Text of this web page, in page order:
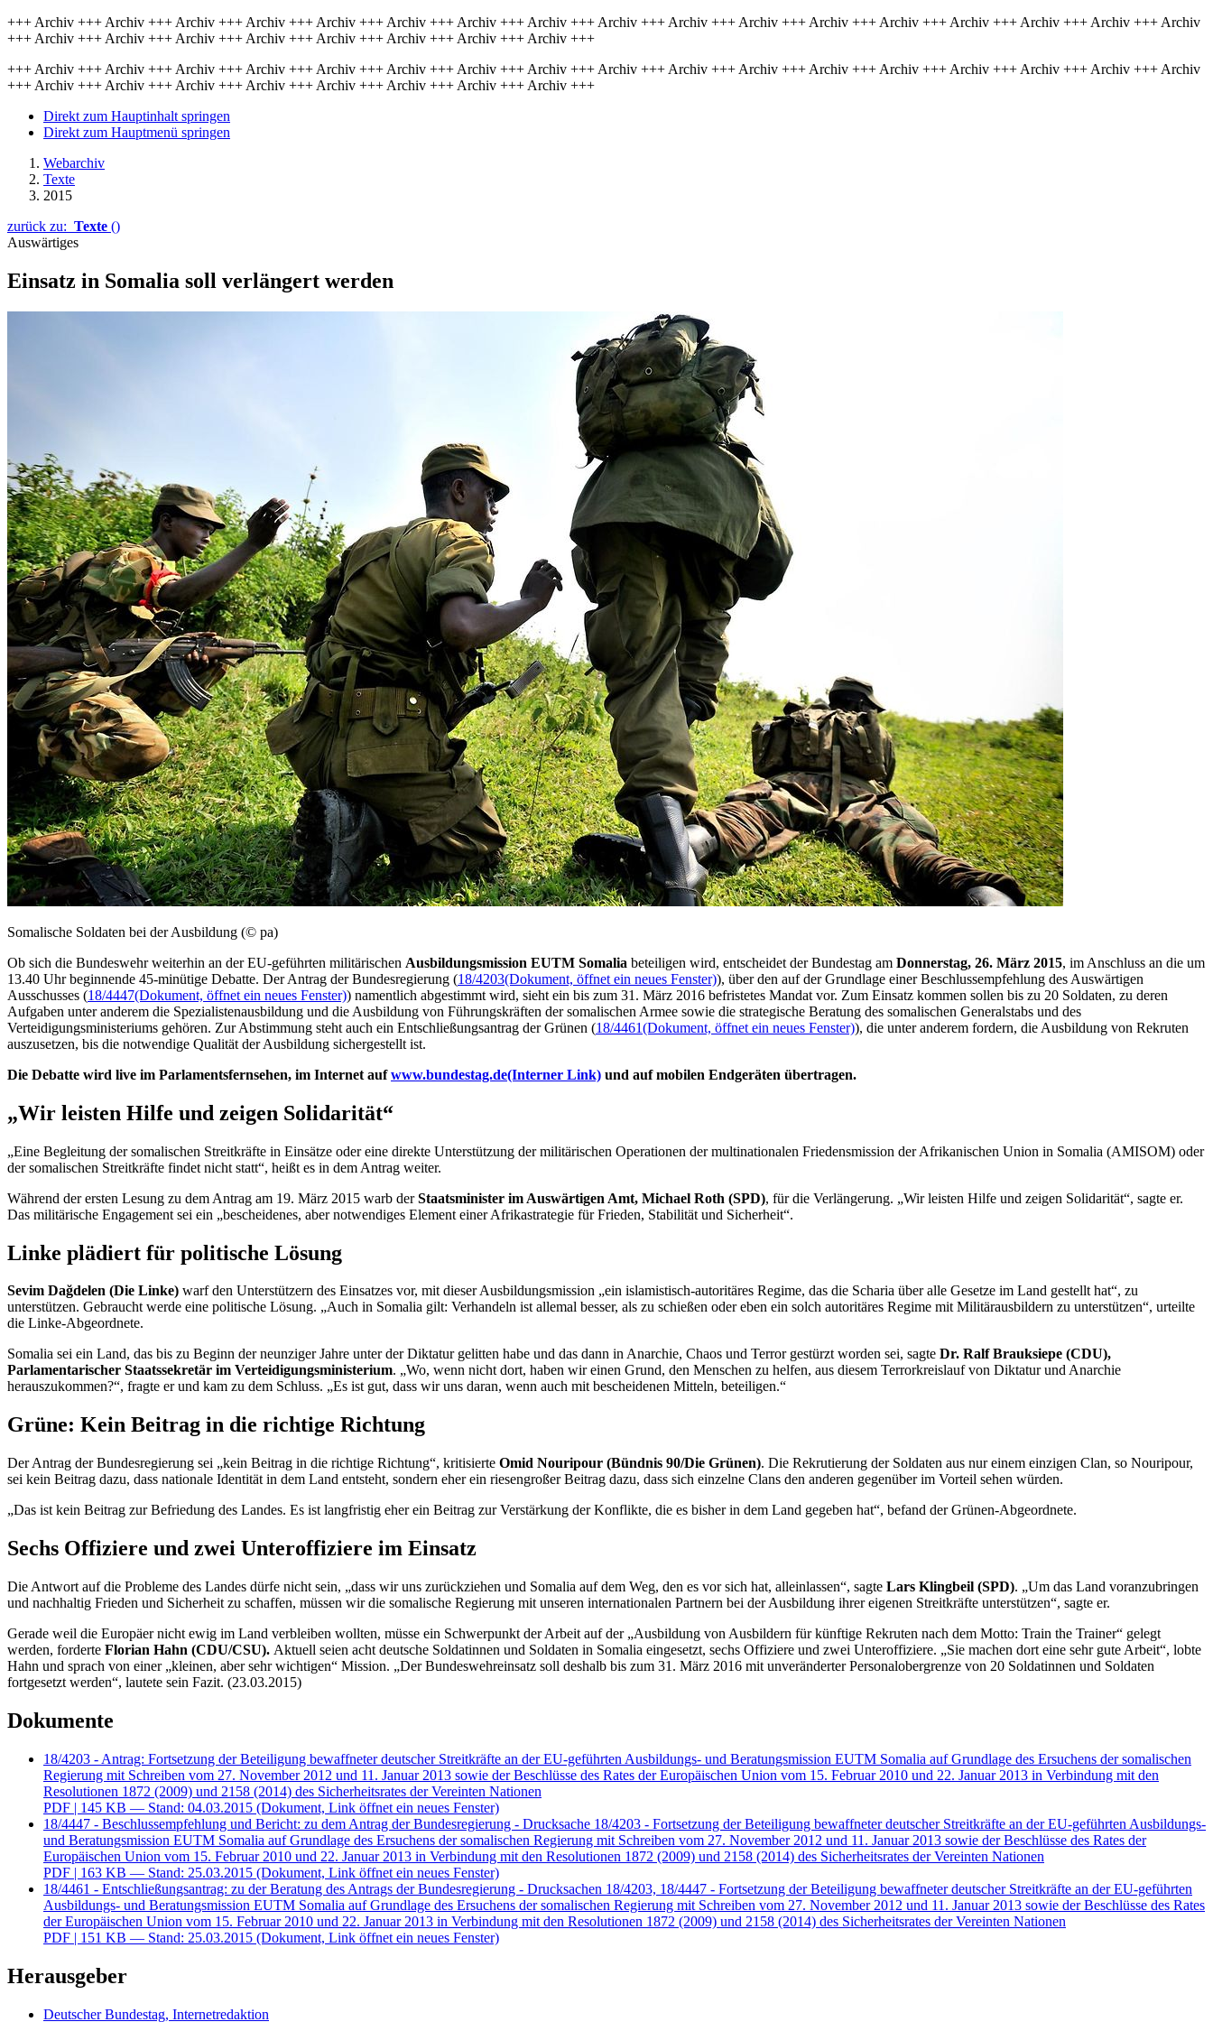
+++ Archiv +++ Archiv +++ Archiv +++ Archiv +++ Archiv +++ Archiv +++ Archiv +++ Archiv +++ Archiv +++ Archiv +++ Archiv +++ Archiv +++ Archiv +++ Archiv +++ Archiv +++ Archiv +++ Archiv
+++ Archiv +++ Archiv +++ Archiv +++ Archiv +++ Archiv +++ Archiv +++ Archiv +++ Archiv +++
+++ Archiv +++ Archiv +++ Archiv +++ Archiv +++ Archiv +++ Archiv +++ Archiv +++ Archiv +++ Archiv +++ Archiv +++ Archiv +++ Archiv +++ Archiv +++ Archiv +++ Archiv +++ Archiv +++ Archiv
+++ Archiv +++ Archiv +++ Archiv +++ Archiv +++ Archiv +++ Archiv +++ Archiv +++ Archiv +++
Direkt zum Hauptinhalt springen
Direkt zum Hauptmenü springen
Webarchiv
Texte
2015
zurück zu: Texte ()
Auswärtiges
Einsatz in Somalia soll verlängert werden
Somalische Soldaten bei der Ausbildung (© pa)
Ob sich die Bundeswehr weiterhin an der EU-geführten militärischen Ausbildungsmission EUTM Somalia beteiligen wird, entscheidet der Bundestag am Donnerstag, 26. März 2015, im Anschluss an die um
13.40 Uhr beginnende 45-minütige Debatte. Der Antrag der Bundesregierung (18/4203(Dokument, öffnet ein neues Fenster)), über den auf der Grundlage einer Beschlussempfehlung des Auswärtigen
Ausschusses (18/4447(Dokument, öffnet ein neues Fenster)) namentlich abgestimmt wird, sieht ein bis zum 31. März 2016 befristetes Mandat vor. Zum Einsatz kommen sollen bis zu 20 Soldaten, zu deren
Aufgaben unter anderem die Spezialistenausbildung und die Ausbildung von Führungskräften der somalischen Armee sowie die strategische Beratung des somalischen Generalstabs und des
Verteidigungsministeriums gehören. Zur Abstimmung steht auch ein Entschließungsantrag der Grünen (18/4461(Dokument, öffnet ein neues Fenster)), die unter anderem fordern, die Ausbildung von Rekruten
auszusetzen, bis die notwendige Qualität der Ausbildung sichergestellt ist.
Die Debatte wird live im Parlamentsfernsehen, im Internet aufwww.bundestag.de(Interner Link) und auf mobilen Endgeräten übertragen.
„Wir leisten Hilfe und zeigen Solidarität“
„Eine Begleitung der somalischen Streitkräfte in Einsätze oder eine direkte Unterstützung der militärischen Operationen der multinationalen Friedensmission der Afrikanischen Union in Somalia (AMISOM) oder
der somalischen Streitkräfte findet nicht statt“, heißt es in dem Antrag weiter.
Während der ersten Lesung zu dem Antrag am 19. März 2015 warb derStaatsminister im Auswärtigen Amt, Michael Roth (SPD), für die Verlängerung. „Wir leisten Hilfe und zeigen Solidarität“, sagte er.
Das militärische Engagement sei ein „bescheidenes, aber notwendiges Element einer Afrikastrategie für Frieden, Stabilität und Sicherheit“.
Linke plädiert für politische Lösung
Sevim Dağdelen (Die Linke) warf den Unterstützern des Einsatzes vor, mit dieser Ausbildungsmission „ein islamistisch-autoritäres Regime, das die Scharia über alle Gesetze im Land gestellt hat“, zu
unterstützen. Gebraucht werde eine politische Lösung. „Auch in Somalia gilt: Verhandeln ist allemal besser, als zu schießen oder eben ein solch autoritäres Regime mit Militärausbildern zu unterstützen“, urteilte
die Linke-Abgeordnete.
Somalia sei ein Land, das bis zu Beginn der neunziger Jahre unter der Diktatur gelitten habe und das dann in Anarchie, Chaos und Terror gestürzt worden sei, sagte Dr. Ralf Brauksiepe (CDU),
Parlamentarischer Staatssekretär im Verteidigungsministerium. „Wo, wenn nicht dort, haben wir einen Grund, den Menschen zu helfen, aus diesem Terrorkreislauf von Diktatur und Anarchie
herauszukommen?“, fragte er und kam zu dem Schluss. „Es ist gut, dass wir uns daran, wenn auch mit bescheidenen Mitteln, beteiligen.“
Grüne: Kein Beitrag in die richtige Richtung
Der Antrag der Bundesregierung sei „kein Beitrag in die richtige Richtung“, kritisierte Omid Nouripour (Bündnis 90/Die Grünen). Die Rekrutierung der Soldaten aus nur einem einzigen Clan, so Nouripour,
sei kein Beitrag dazu, dass nationale Identität in dem Land entsteht, sondern eher ein riesengroßer Beitrag dazu, dass sich einzelne Clans den anderen gegenüber im Vorteil sehen würden.
„Das ist kein Beitrag zur Befriedung des Landes. Es ist langfristig eher ein Beitrag zur Verstärkung der Konflikte, die es bisher in dem Land gegeben hat“, befand der Grünen-Abgeordnete.
Sechs Offiziere und zwei Unteroffiziere im Einsatz
Die Antwort auf die Probleme des Landes dürfe nicht sein, „dass wir uns zurückziehen und Somalia auf dem Weg, den es vor sich hat, alleinlassen“, sagte Lars Klingbeil (SPD). „Um das Land voranzubringen
und nachhaltig Frieden und Sicherheit zu schaffen, müssen wir die somalische Regierung mit unseren internationalen Partnern bei der Ausbildung ihrer eigenen Streitkräfte unterstützen“, sagte er.
Gerade weil die Europäer nicht ewig im Land verbleiben wollten, müsse ein Schwerpunkt der Arbeit auf der „Ausbildung von Ausbildern für künftige Rekruten nach dem Motto: Train the Trainer“ gelegt
werden, forderte Florian Hahn (CDU/CSU). Aktuell seien acht deutsche Soldatinnen und Soldaten in Somalia eingesetzt, sechs Offiziere und zwei Unteroffiziere. „Sie machen dort eine sehr gute Arbeit“, lobte
Hahn und sprach von einer „kleinen, aber sehr wichtigen“ Mission. „Der Bundeswehreinsatz soll deshalb bis zum 31. März 2016 mit unveränderter Personalobergrenze von 20 Soldatinnen und Soldaten
fortgesetzt werden“, lautete sein Fazit. (23.03.2015)
Dokumente
18/4203 - Antrag: Fortsetzung der Beteiligung bewaffneter deutscher Streitkräfte an der EU-geführten Ausbildungs- und Beratungsmission EUTM Somalia auf Grundlage des Ersuchens der somalischen
Regierung mit Schreiben vom 27. November 2012 und 11. Januar 2013 sowie der Beschlüsse des Rates der Europäischen Union vom 15. Februar 2010 und 22. Januar 2013 in Verbindung mit den
Resolutionen 1872 (2009) und 2158 (2014) des Sicherheitsrates der Vereinten Nationen
PDF | 145 KB — Stand: 04.03.2015 (Dokument, Link öffnet ein neues Fenster)
18/4447 - Beschlussempfehlung und Bericht: zu dem Antrag der Bundesregierung - Drucksache 18/4203 - Fortsetzung der Beteiligung bewaffneter deutscher Streitkräfte an der EU-geführten Ausbildungs-
und Beratungsmission EUTM Somalia auf Grundlage des Ersuchens der somalischen Regierung mit Schreiben vom 27. November 2012 und 11. Januar 2013 sowie der Beschlüsse des Rates der
Europäischen Union vom 15. Februar 2010 und 22. Januar 2013 in Verbindung mit den Resolutionen 1872 (2009) und 2158 (2014) des Sicherheitsrates der Vereinten Nationen
PDF | 163 KB — Stand: 25.03.2015 (Dokument, Link öffnet ein neues Fenster)
18/4461 - Entschließungsantrag: zu der Beratung des Antrags der Bundesregierung - Drucksachen 18/4203, 18/4447 - Fortsetzung der Beteiligung bewaffneter deutscher Streitkräfte an der EU-geführten
Ausbildungs- und Beratungsmission EUTM Somalia auf Grundlage des Ersuchens der somalischen Regierung mit Schreiben vom 27. November 2012 und 11. Januar 2013 sowie der Beschlüsse des Rates
der Europäischen Union vom 15. Februar 2010 und 22. Januar 2013 in Verbindung mit den Resolutionen 1872 (2009) und 2158 (2014) des Sicherheitsrates der Vereinten Nationen
PDF | 151 KB — Stand: 25.03.2015 (Dokument, Link öffnet ein neues Fenster)
Herausgeber
Deutscher Bundestag, Internetredaktion